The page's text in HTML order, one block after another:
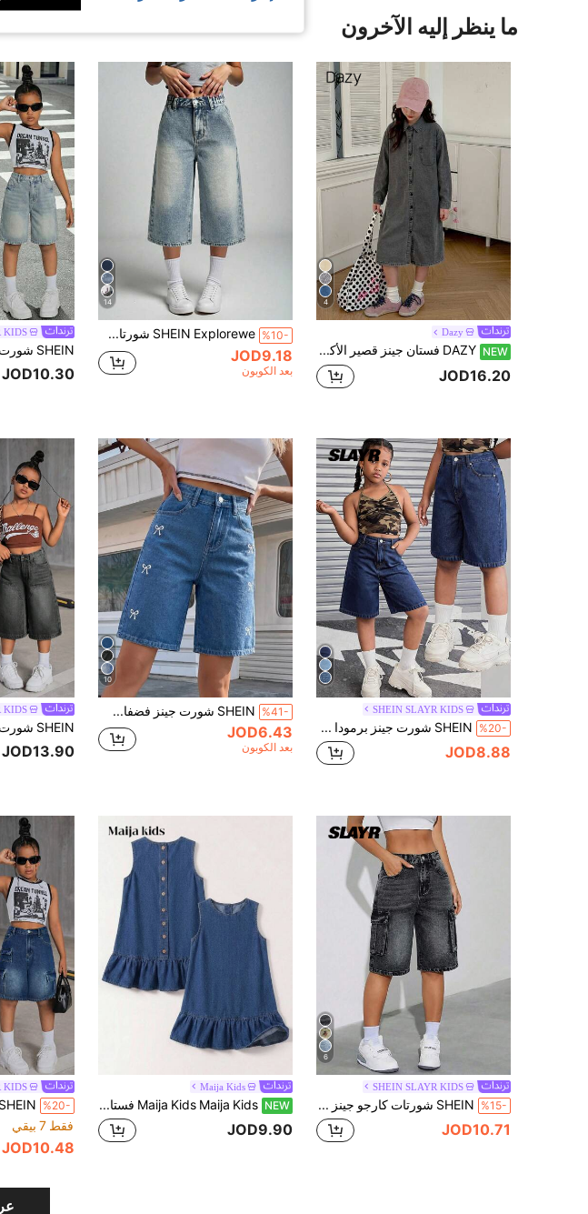
ما ينظر إليه الآخرون
4
Dazy
NEW DAZY فستان جينز قصير الأكمام بياقة مطوية وجيوب مزخرفة لفتيات المراهقات في فصل الخريف
JOD16.20
14
%10- SHEIN Explorewe شورتات جينز للبنات، وصول جديد للصيف، كاجوال جامعي عتيق ممزق بلون الجينز، تصميم حزام خصر مطاطي مع أزرار، كابري جينز واسع الساق مريح وكاجوال، مناسب للارتداء اليومي والحرم الجامعي والعطلة الصيفية والأنشطة الخارجية والمزيد
JOD9.18
بعد الكوبون
KIDS
JOD10.30
SHEIN SLAYR KIDS
%20- SHEIN شورت جينز برمودا فضفاض واسع بتصميم ريترو مغسول للفتيات المراهقات مع جيوب مائلة، مناسب للربيع والصيف وعطلة الشاطئ والأسلوب البوهيمي وملابس الشارع الصيفية والحفلات الموسيقية والرايف والمهرجانات
JOD8.88
10
%41- SHEIN شورت جينز فضفاض مريح وأنيق، بتصميم كاجوال وشارع، مناسب للربيع والصيف، مع أزرار أمامية ومتعدد الجيوب، لفتاة مراهقة، بغسيل فاتح، بنمط Y2K الشارعي والجرانج
JOD6.43
بعد الكوبون
KIDS
JOD13.90
6
SHEIN SLAYR KIDS
%15- SHEIN شورتات كارجو جينز أسود فضفاض للفتيات المراهقات
JOD10.71
Maija Kids
NEW Maija Kids Maija Kids فستان جينز بدون أكمام للفتيات المراهقات في الصيف والخريف، كاجوال بلون موحد مغسول مع أزرار وظهر مفتوح وحافة مكشكشة، مناسب للسفر اليومي والخارج والمنزل والغداء المتأخر وحفلات الشاي والتنقل والمطار، ملابس خريفية للفتيات، ملابس العودة إلى المدرسة للأطفال، ملابس حفلات الريف
JOD9.90
KIDS
%20-
فقط 7 بيقي
JOD10.48